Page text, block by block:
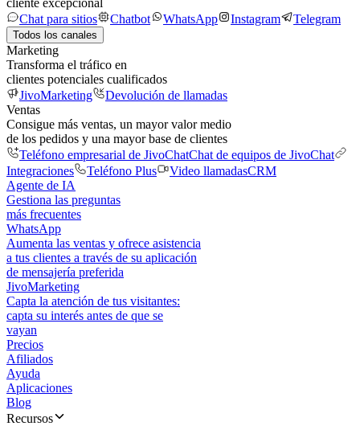
cliente excepcional
Chat para sitios
Chatbot WhatsApp Instagram Telegram
Todos los canales
Marketing
Transforma el tráfico en
clientes potenciales cualificados
JivoMarketing
Devolución de llamadas
Ventas
Consigue más ventas, un mayor valor medio
de los pedidos y una mayor base de clientes
Teléfono empresarial de JivoChatChat de equipos de JivoChat
Integraciones
Teléfono Plus Video llamadasCRM
Agente de IA
Gestiona las preguntas
más frecuentes
WhatsApp
Aumenta las ventas y ofrece asistencia
a tus clientes a través de su aplicación
de mensajería preferida
JivoMarketing
Capta la atención de tus visitantes:
capta su interés antes de que se
vayan
Precios
Afiliados
Ayuda
Aplicaciones
Blog
Recursos